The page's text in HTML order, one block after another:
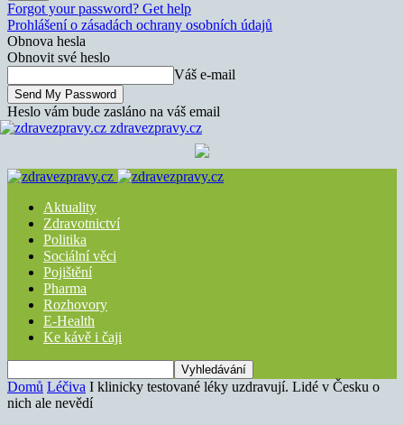
Forgot your password? Get help
Prohlášení o zásadách ochrany osobních údajů
Obnova hesla
Obnovit své heslo
Váš e-mail
Heslo vám bude zasláno na váš email
zdravezpravy.cz
Aktuality
Zdravotnictví
Politika
Sociální věci
Pojištění
Pharma
Rozhovory
E-Health
Ke kávě i čaji
Domů Léčiva I klinicky testované léky uzdravují. Lidé v Česku o
nich ale nevědí